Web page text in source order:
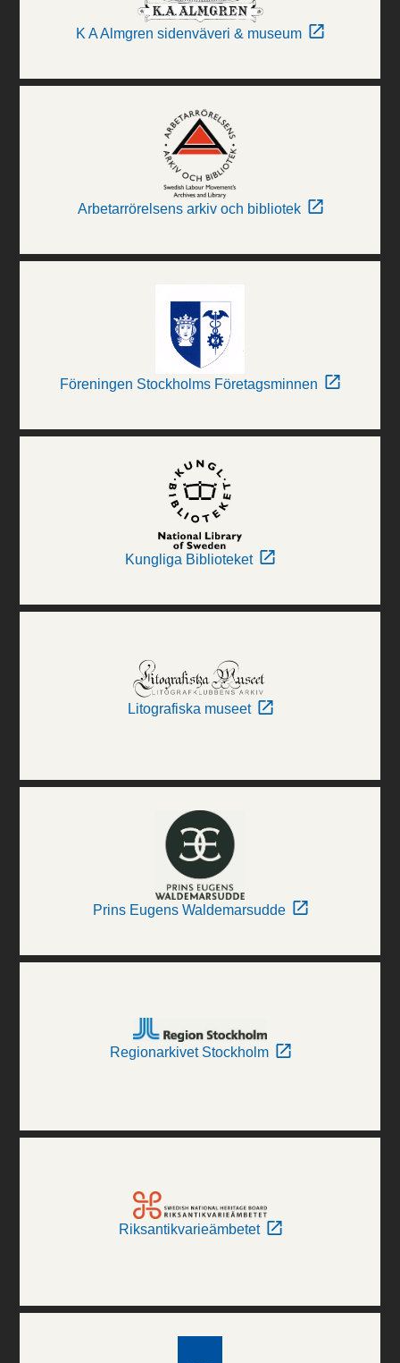
K A Almgren sidenväveri & museum
Arbetarrörelsens arkiv och bibliotek
Föreningen Stockholms Företagsminnen
Kungliga Biblioteket
Litografiska museet
Prins Eugens Waldemarsudde
Regionarkivet Stockholm
Riksantikvarieämbetet